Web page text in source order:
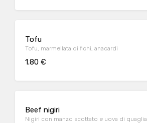
Tofu
Tofu, marmellata di fichi, anacardi
1.80 €
Beef nigiri
Nigiri con manzo scottato e uova di quaglia